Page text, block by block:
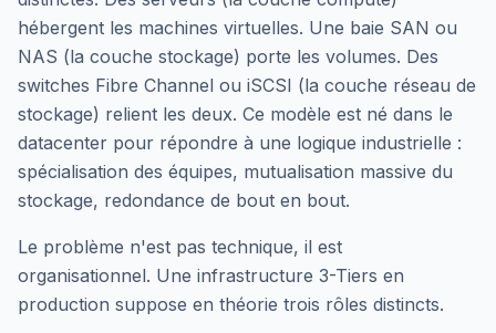
hébergent les machines virtuelles. Une baie SAN ou
NAS (la couche stockage) porte les volumes. Des
switches Fibre Channel ou iSCSI (la couche réseau de
stockage) relient les deux. Ce modèle est né dans le
datacenter pour répondre à une logique industrielle :
spécialisation des équipes, mutualisation massive du
stockage, redondance de bout en bout.
Le problème n'est pas technique, il est
organisationnel. Une infrastructure 3-Tiers en
production suppose en théorie trois rôles distincts.